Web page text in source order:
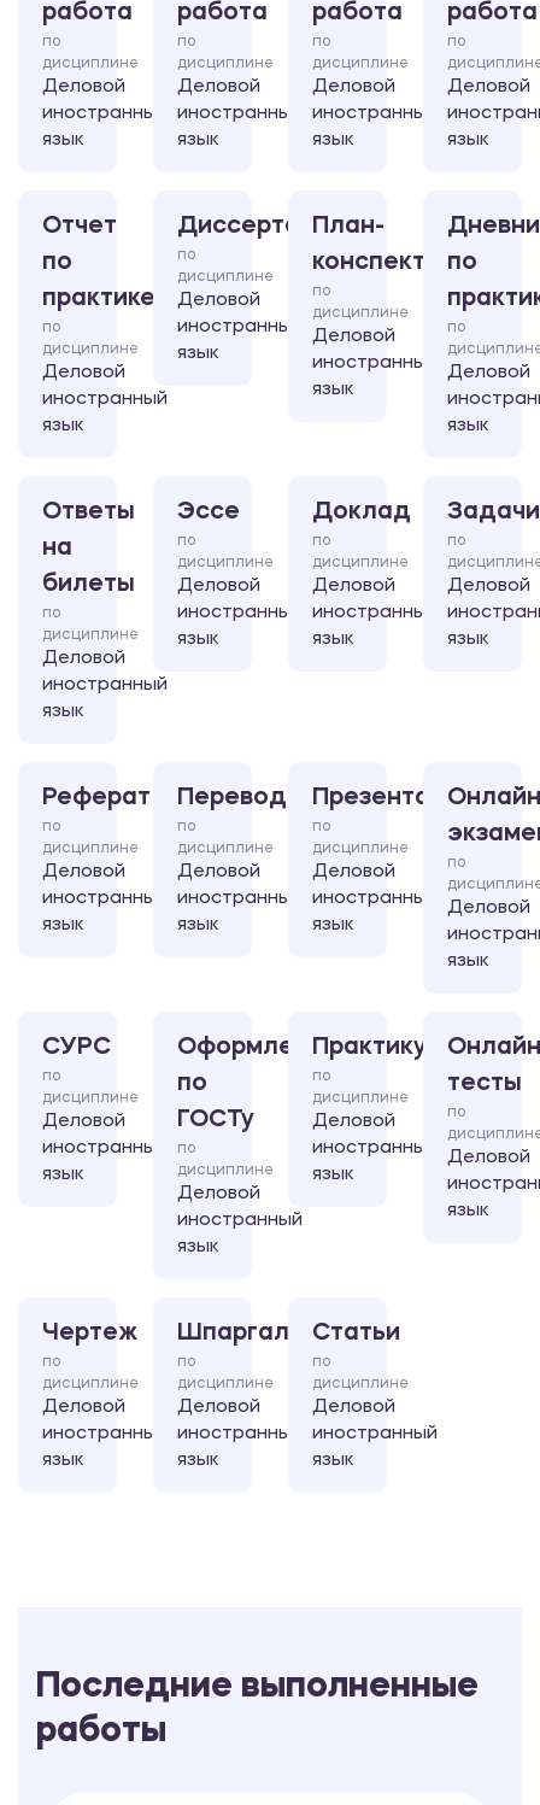
работа
по
дисциплине
Деловой
иностранный
язык
работа
по
дисциплине
Деловой
иностранный
язык
работа
по
дисциплине
Деловой
иностранный
язык
работа
по
Деловой
язык
Отчет
по
практике
по
дисциплине
Деловой
иностранный
язык
Диссертация
по
дисциплине
Деловой
иностранный
язык
План-
конспект
по
дисциплине
Деловой
иностранный
язык
по
по
Деловой
язык
Ответы
на
билеты
по
дисциплине
Деловой
иностранный
язык
Эссе
по
дисциплине
Деловой
иностранный
язык
Доклад
по
дисциплине
Деловой
иностранный
язык
Задачи
по
Деловой
язык
Реферат
по
дисциплине
Деловой
иностранный
язык
Перевод
по
дисциплине
Деловой
иностранный
язык
Презентация
по
дисциплине
Деловой
иностранный
язык
по
Деловой
язык
СУРС
по
дисциплине
Деловой
иностранный
язык
Оформление
по
ГОСТу
по
дисциплине
Деловой
иностранный
язык
Практикум
по
дисциплине
Деловой
иностранный
язык
тесты
по
Деловой
язык
Чертеж
по
дисциплине
Деловой
иностранный
язык
Шпаргалка
по
дисциплине
Деловой
иностранный
язык
Статьи
по
дисциплине
Деловой
иностранный
язык
Последние выполненные
работы